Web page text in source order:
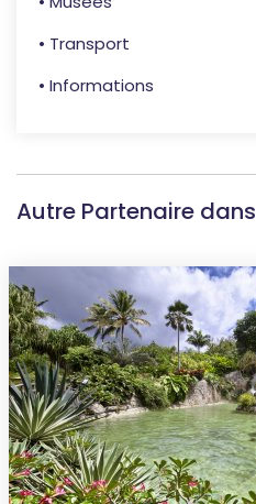
• Transport
• Informations
Autre Partenaire